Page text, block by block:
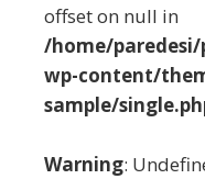
offset on null in
/home/
wp-content/
sample/
Warning: